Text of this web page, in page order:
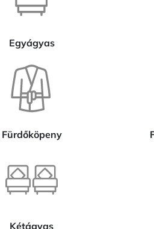
Egyágyas
Fürdőköpeny
Kétágyas